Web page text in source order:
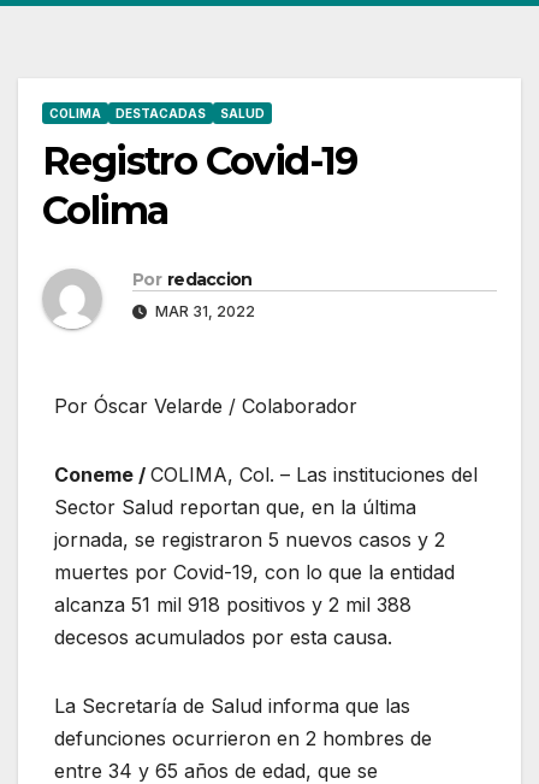
COLIMA DESTACADAS SALUD
Registro Covid-19
Colima
Por redaccion
MAR 31, 2022
Por Óscar Velarde / Colaborador
Coneme / COLIMA, Col. – Las instituciones del
Sector Salud reportan que, en la última
jornada, se registraron 5 nuevos casos y 2
muertes por Covid-19, con lo que la entidad
alcanza 51 mil 918 positivos y 2 mil 388
decesos acumulados por esta causa.
La Secretaría de Salud informa que las
defunciones ocurrieron en 2 hombres de
entre 34 y 65 años de edad, que se